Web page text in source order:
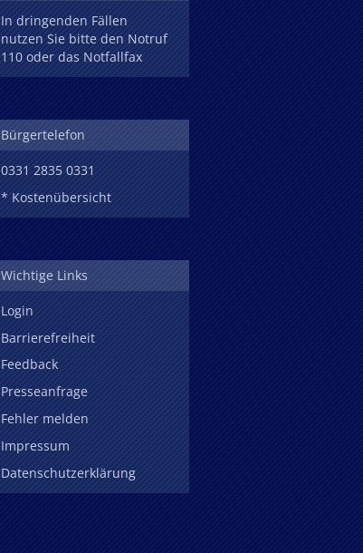
In dringenden Fällen
nutzen Sie bitte den Notruf
110 oder das Notfallfax
Bürgertelefon
0331 2835 0331
* Kostenübersicht
Wichtige Links
Login
Barrierefreiheit
Feedback
Presseanfrage
Fehler melden
Impressum
Datenschutzerklärung